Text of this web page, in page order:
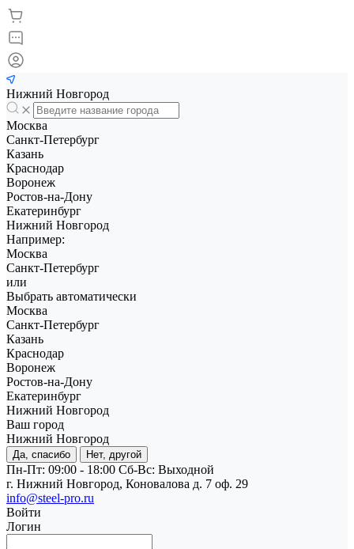
Нижний Новгород
Москва
Санкт-Петербург
Казань
Краснодар
Воронеж
Ростов-на-Дону
Екатеринбург
Нижний Новгород
Например:
Москва
Санкт-Петербург
или
Выбрать автоматически
Москва
Санкт-Петербург
Казань
Краснодар
Воронеж
Ростов-на-Дону
Екатеринбург
Нижний Новгород
Ваш город
Нижний Новгород
Да, спасибо Нет, другой
Пн-Пт: 09:00 - 18:00 Cб-Вс: Выходной
г. Нижний Новгород, Коновалова д. 7 оф. 29
info@steel-pro.ru
Войти
Логин